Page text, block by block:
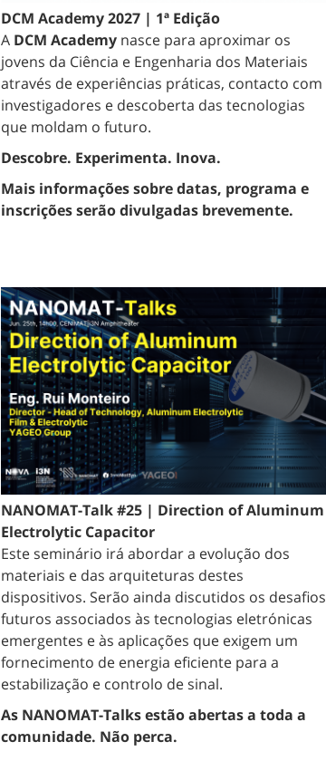
DCM Academy 2027 | 1ª Edição
A DCM Academy nasce para aproximar os
jovens da Ciência e Engenharia dos Materiais
através de experiências práticas, contacto com
investigadores e descoberta das tecnologias
que moldam o futuro.
Descobre. Experimenta. Inova.
Mais informações sobre datas, programa e
inscrições serão divulgadas brevemente.
NANOMAT-Talk #25 | Direction of Aluminum
Electrolytic Capacitor
Este seminário irá abordar a evolução dos
materiais e das arquiteturas destes
dispositivos. Serão ainda discutidos os desafios
futuros associados às tecnologias eletrónicas
emergentes e às aplicações que exigem um
fornecimento de energia eficiente para a
estabilização e controlo de sinal.
As NANOMAT-Talks estão abertas a toda a
comunidade. Não perca.